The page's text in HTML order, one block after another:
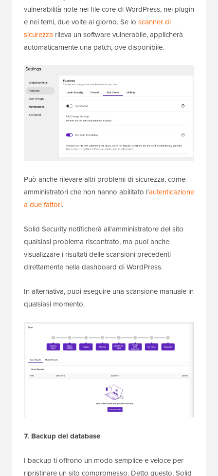
vulnerabilità note nei file core di WordPress, nei plugin
e nei temi, due volte al giorno. Se lo scanner di
sicurezza rileva un software vulnerabile, applicherà
automaticamente una patch, ove disponibile.
Può anche rilevare altri problemi di sicurezza, come
amministratori che non hanno abilitato l'autenticazione
a due fattori.
Solid Security notificherà all'amministratore del sito
qualsiasi problema riscontrato, ma puoi anche
visualizzare i risultati delle scansioni precedenti
direttamente nella dashboard di WordPress.
In alternativa, puoi eseguire una scansione manuale in
qualsiasi momento.
7. Backup del database
I backup ti offrono un modo semplice e veloce per
ripristinare un sito compromesso. Detto questo, Solid